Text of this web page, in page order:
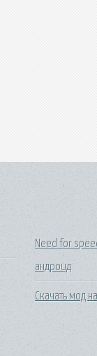
Need for
андроид
Скачать мод